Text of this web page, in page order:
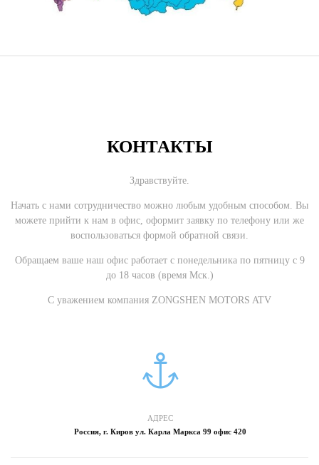
КОНТАКТЫ
Здравствуйте.
Начать с нами сотрудничество можно любым удобным способом. Вы
можете прийти к нам в офис, оформит заявку по телефону или же
воспользоваться формой обратной связи.
Обращаем ваше наш офис работает с понедельника по пятницу с 9
до 18 часов (время Мск.)
С уважением компания ZONGSHEN MOTORS ATV
АДРЕС
Россия, г. Киров ул. Карла Маркса 99 офис 420